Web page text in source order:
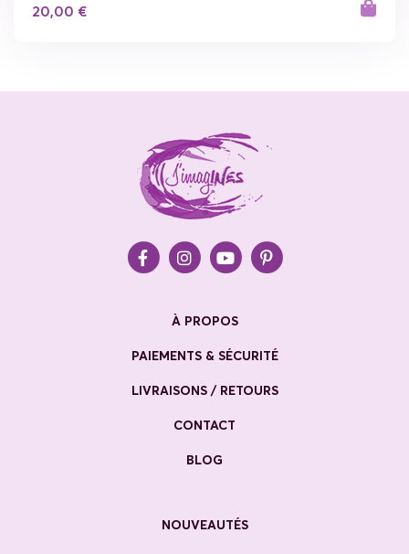
20,00 €
À PROPOS
PAIEMENTS & SÉCURITÉ
LIVRAISONS / RETOURS
CONTACT
BLOG
NOUVEAUTÉS